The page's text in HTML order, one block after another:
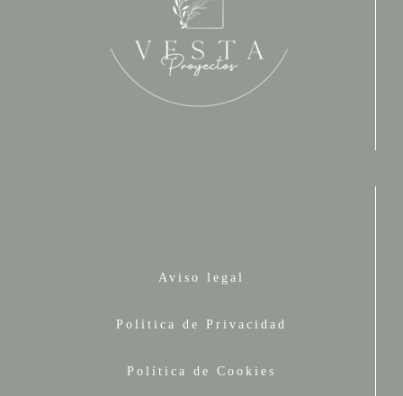
Aviso legal
Política de Privacidad
Política de Cookies